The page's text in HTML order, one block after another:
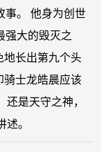
事。 他身为创世
强大的毁灭之
地长出第九个头
骑士龙皓晨应该
是天守之神，
。